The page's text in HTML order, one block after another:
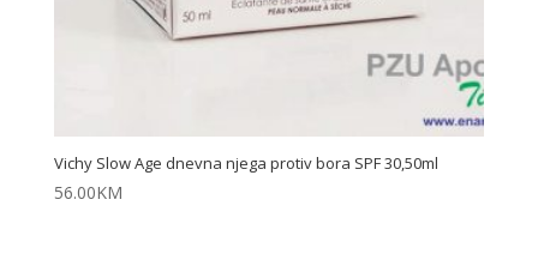
Vichy Slow Age dnevna njega protiv bora SPF 30,50ml
56.00KM